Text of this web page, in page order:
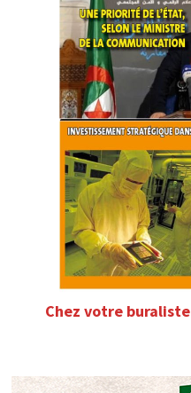
Chez votre buraliste